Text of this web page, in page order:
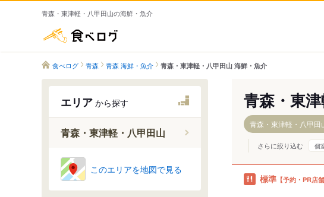
青森・東津軽・八甲田山の海鮮・魚介
食べログ 青森 青森 海鮮・魚介 青森・東津軽・八甲田山 海鮮・魚介
エリア から探す
青森・東津軽・八甲田山
青森市
浅虫温泉・夏泊半島
このエリアを地図で見る
青森・東
青森・東津軽・八甲田
さらに絞り込む 個
標準 【予約・PR店